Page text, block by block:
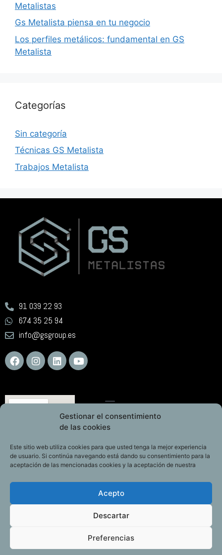
Gestionar el consentimiento
de las cookies
Este sitio web utiliza cookies para que usted tenga la mejor experiencia
de usuario. Si continúa navegando está dando su consentimiento para la
aceptación de las mencionadas cookies y la aceptación de nuestra
Acepto
Descartar
Preferencias
Metalistas
Gs Metalista piensa en tu negocio
Los perfiles metálicos: fundamental en GS
Metalista
Categorías
Sin categoría
Técnicas GS Metalista
Trabajos Metalista
91 039 22 93
674 35 25 94
info@gsgroup.es